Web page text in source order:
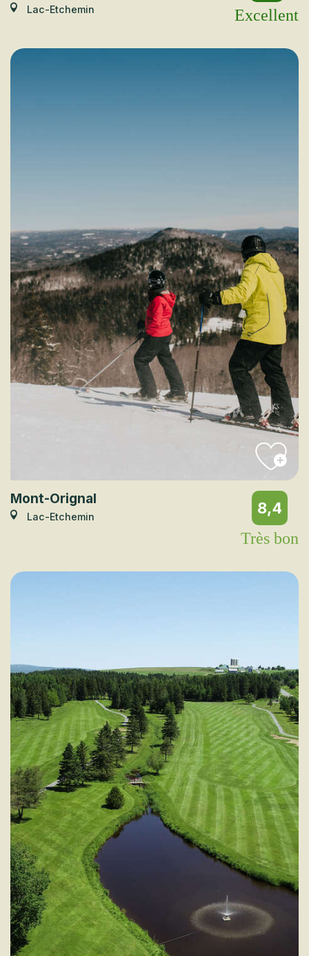
Lac-Etchemin
Excellent
Mont-Orignal
Lac-Etchemin
8,4
Très bon